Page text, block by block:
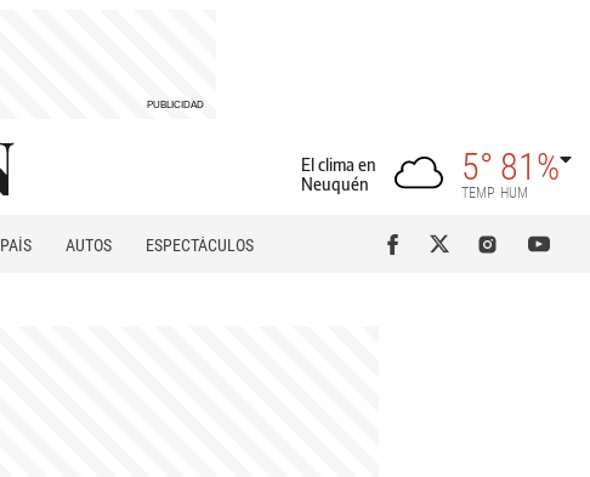
El clima en
Neuquén
5°
TEMP
81%
HUM
PAÍS AUTOS
ESPECTÁCULOS